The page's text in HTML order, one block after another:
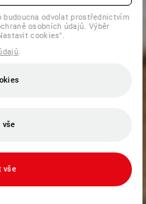
odvolat prostřednictvím
osobních údajů. Výběr
cookies".
.
vše
vše